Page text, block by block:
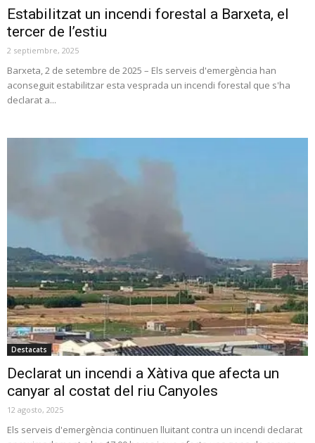
Estabilitzat un incendi forestal a Barxeta, el
tercer de l’estiu
2 septiembre, 2025
Barxeta, 2 de setembre de 2025 – Els serveis d'emergència han
aconseguit estabilitzar esta vesprada un incendi forestal que s'ha
declarat a...
Destacats
Declarat un incendi a Xàtiva que afecta un
canyar al costat del riu Canyoles
12 agosto, 2025
Els serveis d'emergència continuen lluitant contra un incendi declarat